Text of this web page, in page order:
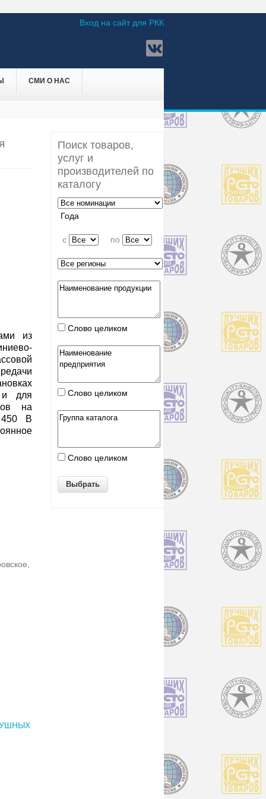
Вход на сайт для РКК
СМИ О НАС
из
и для
на
450 В
Поиск товаров,
услуг и
производителей по
каталогу
Года
c по
Слово целиком
Слово целиком
Слово целиком